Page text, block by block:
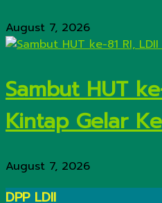
August 7, 2026
Sambut HUT
Kintap Gelar
August 7, 2026
DPP LDII